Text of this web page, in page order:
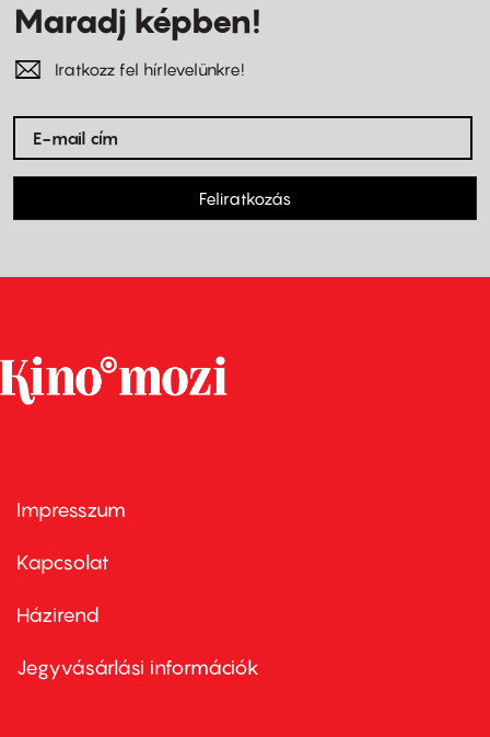
Maradj képben!
Iratkozz fel hírlevelünkre!
Feliratkozás
Footer
first
Impresszum
Kapcsolat
Footer
second
Házirend
Jegyvásárlási információk